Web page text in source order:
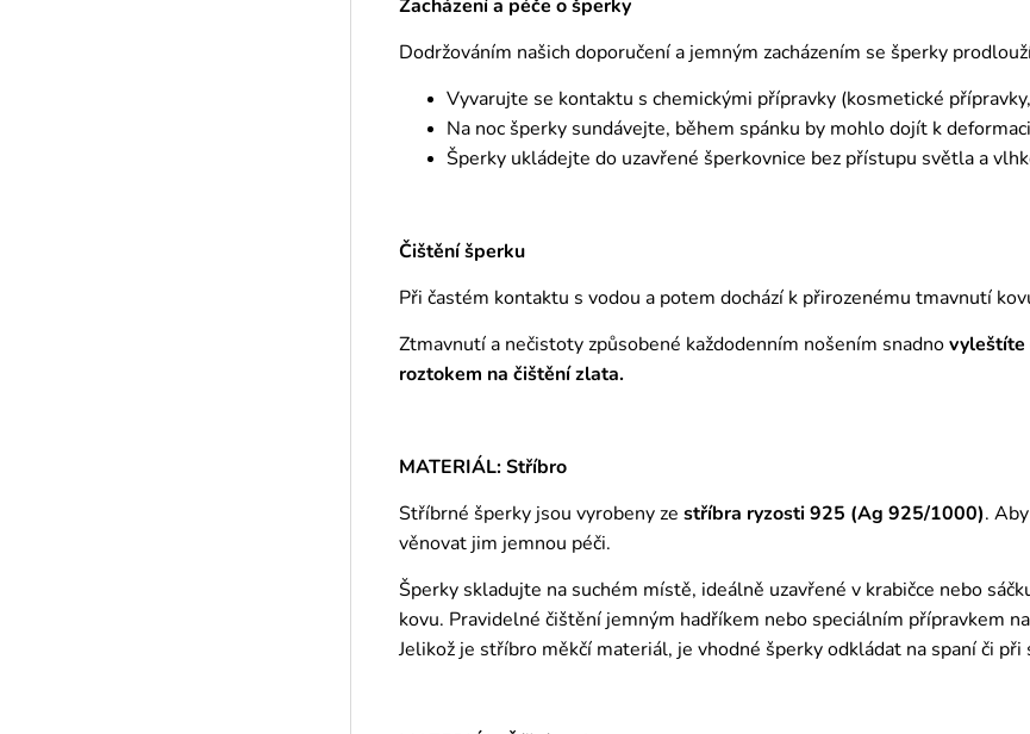
Zacházení a péče o šperky
Dodržováním našich doporučení a jemným zacházením se šperky
Vyvarujte se kontaktu s chemickými přípravky (kosmetické
Na noc šperky sundávejte, během spánku by mohlo dojít k
Šperky ukládejte do uzavřené šperkovnice bez přístupu světla a
Čištění šperku
Při častém kontaktu s vodou a potem dochází k přirozenému tmavnutí
Ztmavnutí a nečistoty způsobené každodenním nošením snadnovyleštíte
roztokem na čištění zlata.
MATERIÁL: Stříbro
Stříbrné šperky jsou vyrobeny ze stříbra ryzosti 925 (Ag 925/1000).
věnovat jim jemnou péči.
Šperky skladujte na suchém místě, ideálně uzavřené v krabičce nebo
kovu. Pravidelné čištění jemným hadříkem nebo speciálním přípravkem
Jelikož je stříbro měkčí materiál, je vhodné šperky odkládat na spaní či